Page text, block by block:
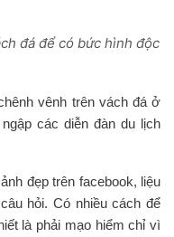
đá để có bức hình độc
vênh trên vách đá ở
các diễn đàn du lịch
đẹp trên facebook, liệu
hỏi. Có nhiều cách để
là phải mạo hiểm chỉ vì